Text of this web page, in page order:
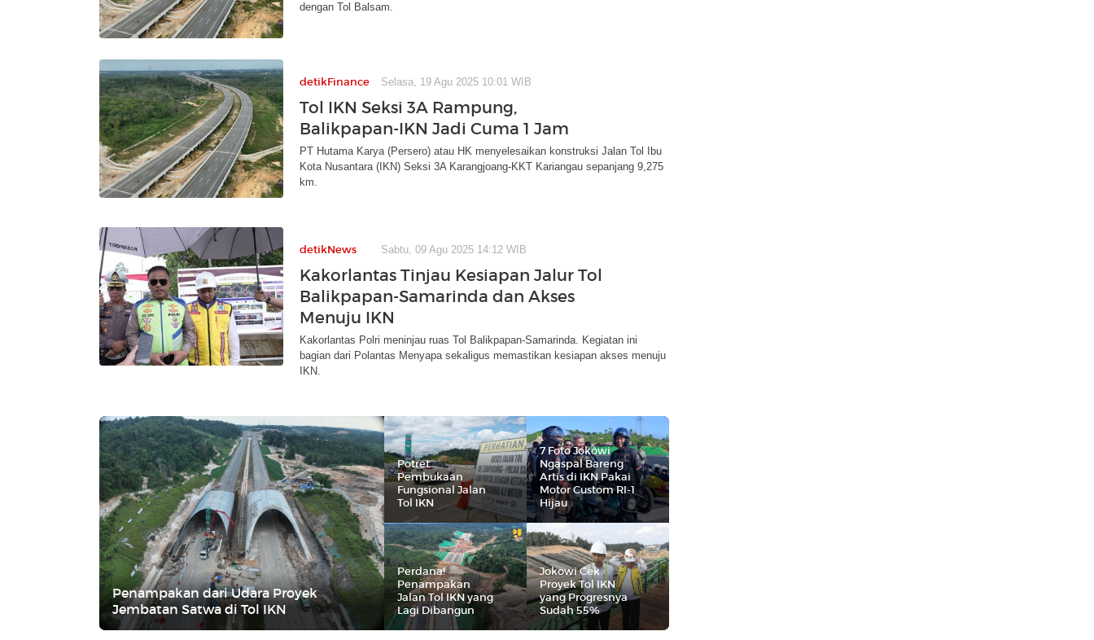
dengan Tol Balsam.
detikFinance Selasa, 19 Agu 2025 10:01 WIB
Tol IKN Seksi 3A Rampung,
Balikpapan-IKN Jadi Cuma 1 Jam
PT Hutama Karya (Persero) atau HK menyelesaikan konstruksi Jalan Tol Ibu
Kota Nusantara (IKN) Seksi 3A Karangjoang-KKT Kariangau sepanjang 9,275
km.
detikNews Sabtu, 09 Agu 2025 14:12 WIB
Kakorlantas Tinjau Kesiapan Jalur Tol
Balikpapan-Samarinda dan Akses
Menuju IKN
Kakorlantas Polri meninjau ruas Tol Balikpapan-Samarinda. Kegiatan ini
bagian dari Polantas Menyapa sekaligus memastikan kesiapan akses menuju
IKN.
Penampakan dari Udara Proyek
Jembatan Satwa di Tol IKN
Potret
Pembukaan
Fungsional Jalan
Tol IKN
7 Foto Jokowi
Ngaspal Bareng
Artis di IKN Pakai
Motor Custom RI-1
Hijau
Perdana!
Penampakan
Jalan Tol IKN yang
Lagi Dibangun
Jokowi Cek
Proyek Tol IKN
yang Progresnya
Sudah 55%